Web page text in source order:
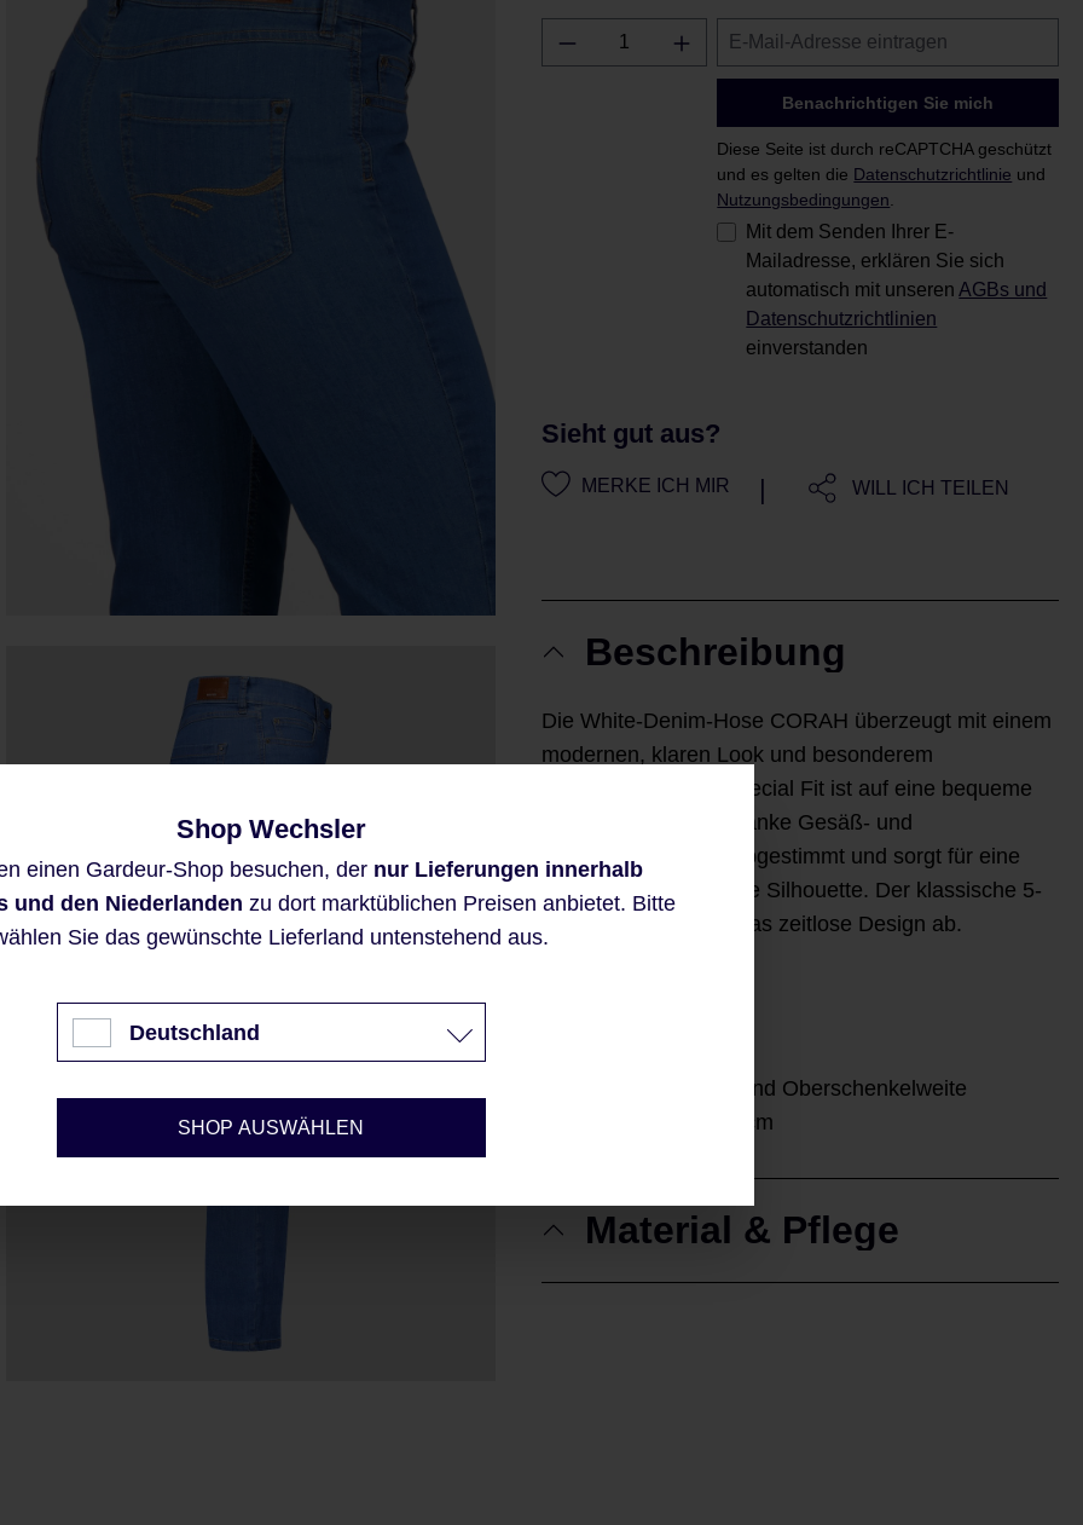
Benachrichtigen Sie mich
Diese Seite ist durch reCAPTCHA geschützt
und es gelten die Datenschutzrichtlinie und
Nutzungsbedingungen
Mit dem Senden Ihrer E-
Mailadresse, erklären Sie sich
automatisch mit unseren AGBs und
Datenschutzrichtlinien
einverstanden
Sieht gut aus?
MERKE ICH MIR | WILL ICH TEILEN
Beschreibung
Die White-Denim-Hose CORAH überzeugt mit einem
modernen, klaren Look und besonderem
Tragekomfort. Der Special Fit ist auf eine bequeme
Taille sowie eine schlanke Gesäß- und
Oberschenkelweite abgestimmt und sorgt für eine
feminine, harmonische Silhouette. Der klassische 5-
Pocket-Style rundet das zeitlose Design ab.
Schlanke Gesäß- und Oberschenkelweite
SL 80 cm | FW 36 cm
Material & Pflege
Shop Wechsler
einen Gardeur-Shop besuchen, der nur Lieferungen innerhalb
und den Niederlanden zu dort marktüblichen Preisen anbietet. Bitte
Sie das gewünschte Lieferland untenstehend aus.
Deutschland
SHOP AUSWÄHLEN
Diese Website verwendet Cookies,
um eine bestmögliche Erfahrung
bieten zu können.
Konfigurieren